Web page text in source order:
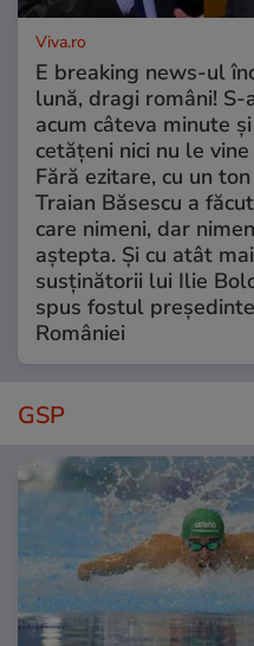
Viva.ro
E breaking news-ul
lună, dragi români!
acum câteva minute
cetățeni nici nu le
Fără ezitare, cu un
Traian Băsescu a
care nimeni, dar
aștepta. Și cu atât
susținătorii lui Ilie
spus fostul
României
GSP